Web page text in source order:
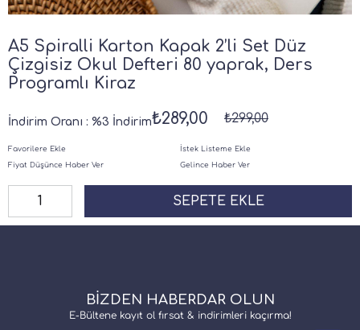
A5 Spiralli Karton Kapak 2’li Set Düz
Çizgisiz Okul Defteri 80 yaprak, Ders
Programlı Kiraz
İndirim Oranı : %3 İndirim ₺299,00
₺289,00
Favorilere Ekle
İstek Listeme Ekle
Fiyat Düşünce Haber Ver
Gelince Haber Ver
BİZDEN HABERDAR OLUN
E-Bültene kayıt ol fırsat & indirimleri kaçırma!